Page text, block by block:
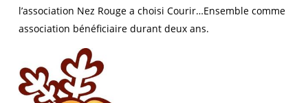
l’association Nez Rouge a choisi Courir…Ensemble comme
association bénéficiaire durant deux ans.